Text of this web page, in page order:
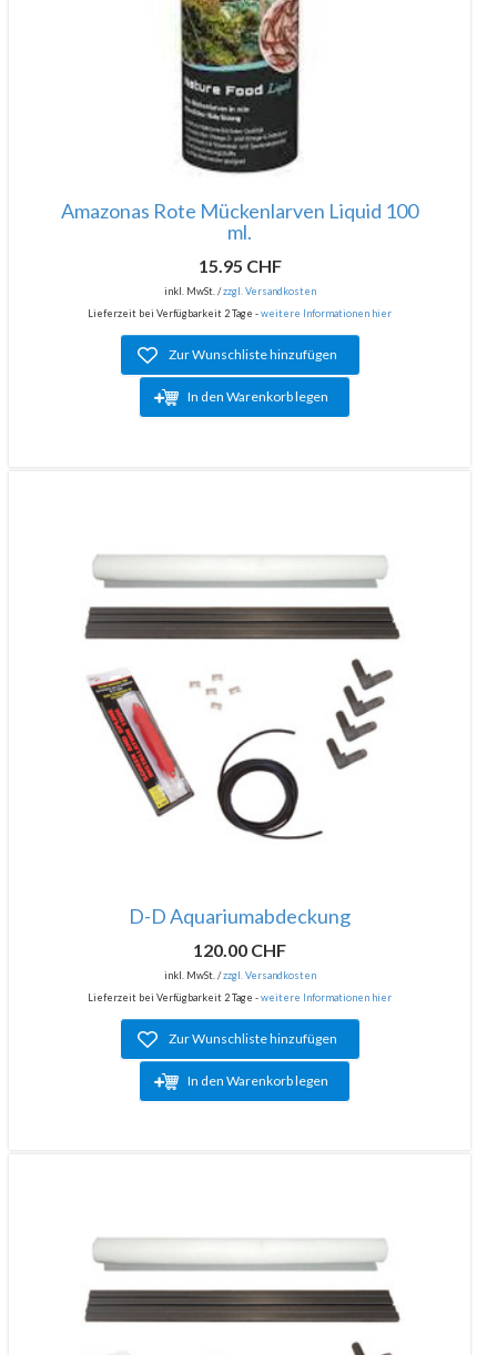
Amazonas Rote Mückenlarven Liquid 100
ml.
15.95 CHF
inkl. MwSt. /zzgl. Versandkosten
Lieferzeit bei Verfügbarkeit 2 Tage -weitere Informationen hier
Zur Wunschliste hinzufügen
In den Warenkorb legen
D-D Aquariumabdeckung
120.00 CHF
inkl. MwSt. /zzgl. Versandkosten
Lieferzeit bei Verfügbarkeit 2 Tage -weitere Informationen hier
Zur Wunschliste hinzufügen
In den Warenkorb legen